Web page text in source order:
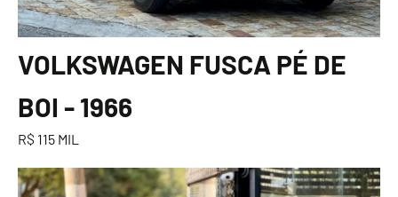
VOLKSWAGEN FUSCA PÉ DE
BOI - 1966
R$ 115 MIL